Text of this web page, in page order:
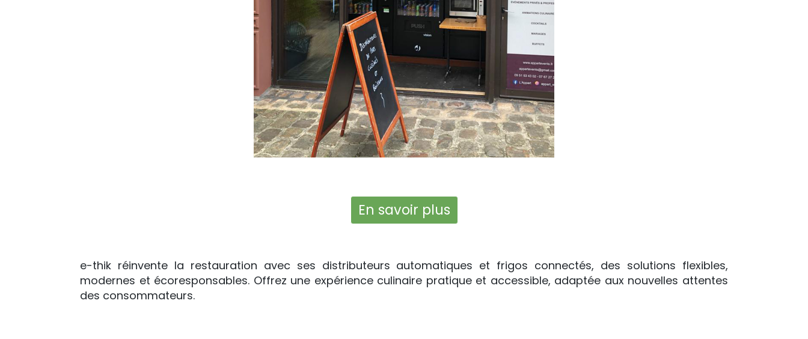
En savoir plus
e-thik réinvente la restauration avec ses distributeurs automatiques et frigos connectés, des solutions flexibles,
modernes et écoresponsables. Offrez une expérience culinaire pratique et accessible, adaptée aux nouvelles attentes
des consommateurs.